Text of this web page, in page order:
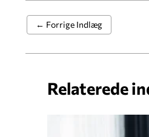
← Forrige Indlæg
Relaterede